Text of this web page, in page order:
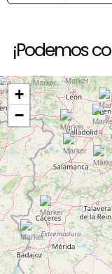
¡Podemos
+
−